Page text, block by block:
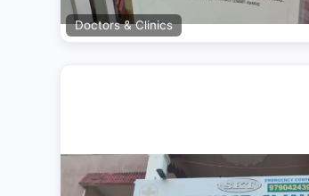
Doctors & Clinics